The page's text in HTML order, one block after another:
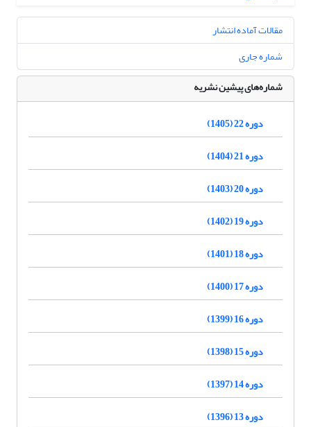
مقالات آماده انتشار
شماره جاری
شماره‌های پیشین نشریه
دوره 22 (1405)
دوره 21 (1404)
دوره 20 (1403)
دوره 19 (1402)
دوره 18 (1401)
دوره 17 (1400)
دوره 16 (1399)
دوره 15 (1398)
دوره 14 (1397)
دوره 13 (1396)